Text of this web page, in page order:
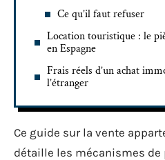
Ce qu’il faut refuser
Location touristique : le
en Espagne
Frais réels d’un achat
l’étranger
Ce guide sur la vente
détaille les mécanismes de